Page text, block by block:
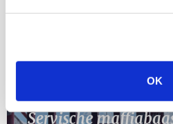
OK
Servische